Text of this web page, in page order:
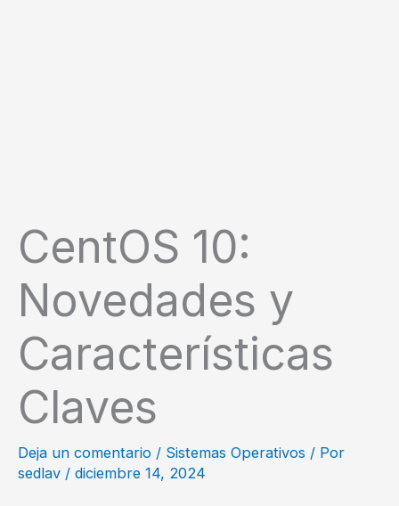
CentOS 10:
Novedades y
Características
Claves
Deja un comentario / Sistemas Operativos / Por
sedlav / diciembre 14, 2024